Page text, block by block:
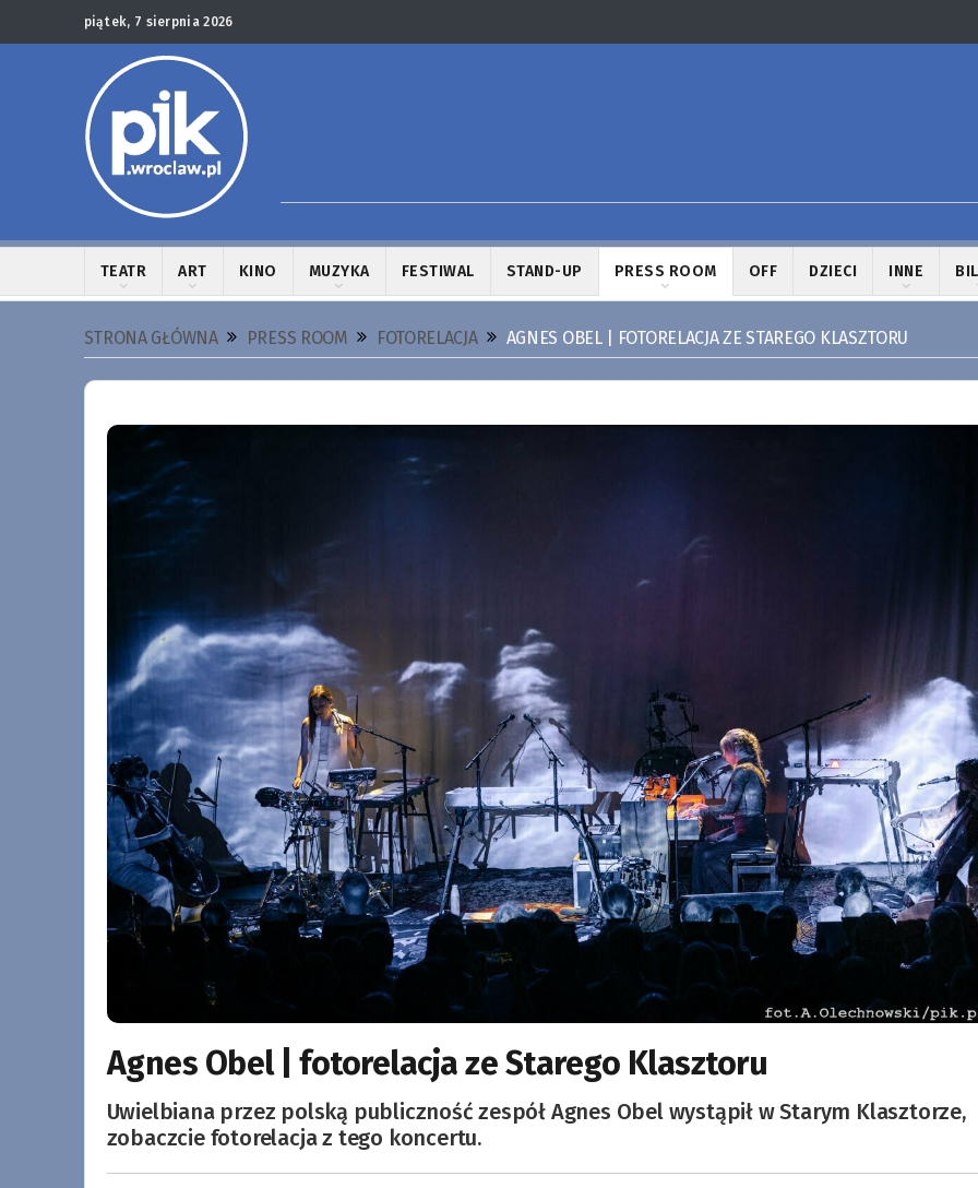
piątek, 7 sierpnia 2026
TEATR ART KINO MUZYKA FESTIWAL STAND-UP PRESS ROOM OFF DZIECI INNE
STRONA GŁÓWNA PRESS ROOM FOTORELACJA AGNES OBEL | FOTORELACJA ZE STAREGO KLASZTORU
Agnes Obel | fotorelacja ze Starego Klasztoru
Uwielbiana przez polską publiczność zespół Agnes Obel wystąpił w Starym Klasztorze,
zobaczcie fotorelacja z tego koncertu.